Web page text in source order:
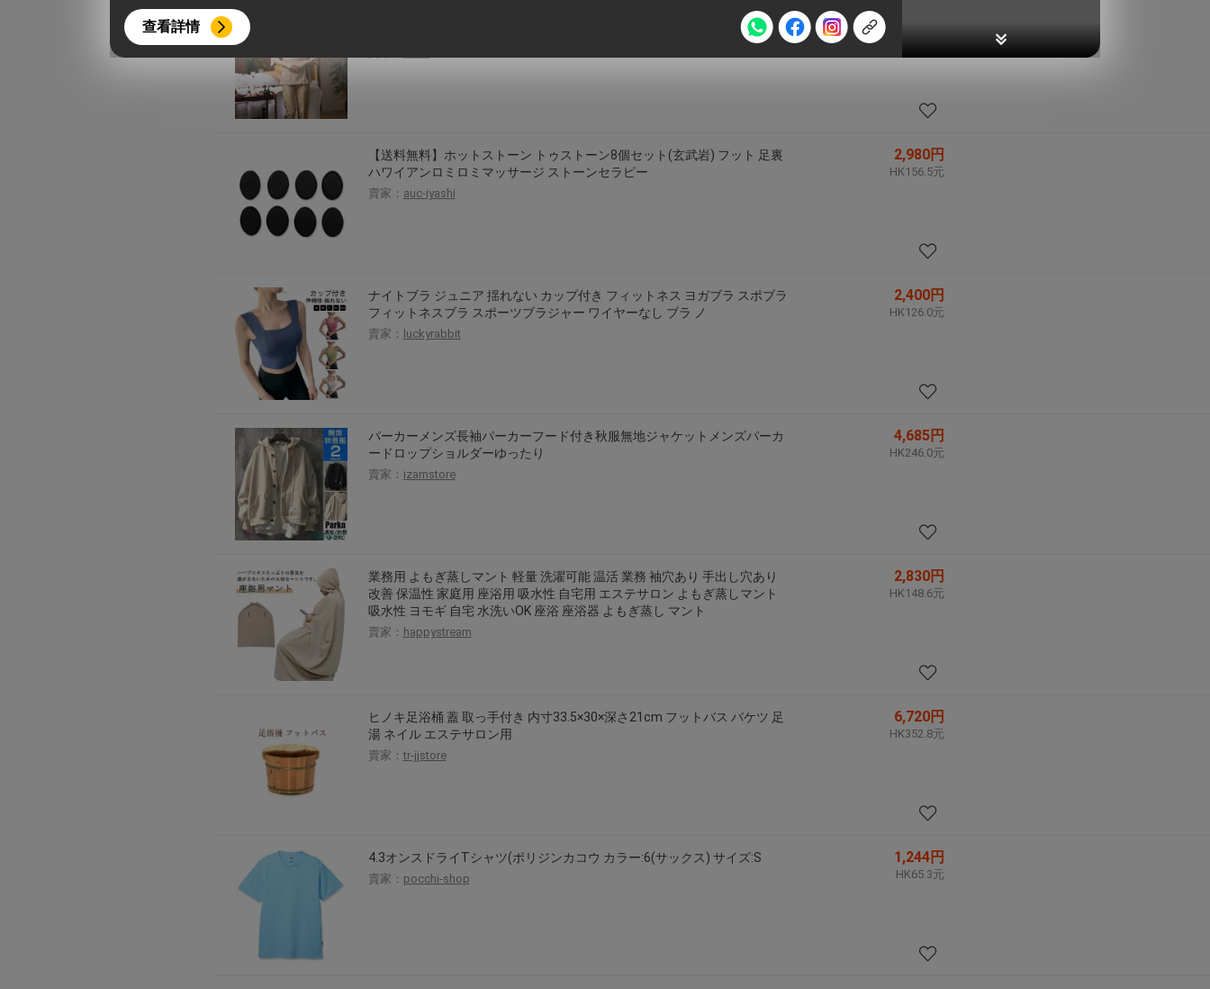
活動期間：
2026年8月1日上午00:00開始至2026年8月31日晚上23:59結束。
每人單一帳號每日只可簽到1次，逾期不得補簽。
會員需完成手機認證才可參加本活動，若要參加APP加碼活動，可掃瞄QRcode下載APP。
Letao Dollar使用規則：
Letao Dollar使用期限至發放後第30日之晚上23:59。
Letao Dollar可於「JDirectItems Auction」、「日本商城代購」 「第一次付款」使用，可折抵服務費
與商品金額。
Letao Dollar不可用於購買商品為「門票、優惠券、住宿券、禮券、儲值卡……等等」、48小時外付款、
類現金商品、日本寄日本之訂單。
Dollar使用期限不會延長。
Letao 保有所有變更、修改或提前終止之權利，如有變更恕不另行通知，將以官網公告為準。
查看詳情
ユニフォーム レディース 美容院 スタッフ 秋 足マッサージ ネイル ヘルスケ
【送料無料】ホットストーン トゥストーン8個セット(玄武岩) フット 足裏
ハワイアンロミロミマッサージ ストーンセラピー
賣家： auc-iyashi
2,980円
HK156.5元
ナイトブラ ジュニア 揺れない カップ付き フィットネス ヨガブラ スポブラ
フィットネスブラ スポーツブラジャー ワイヤーなし ブラ ノ
賣家： luckyrabbit
2,400円
HK126.0元
パーカーメンズ長袖パーカーフード付き秋服無地ジャケットメンズパーカ
ードロップショルダーゆったり
賣家： izamstore
4,685円
HK246.0元
業務用 よもぎ蒸しマント 軽量 洗濯可能 温活 業務 袖穴あり 手出し穴あり
改善 保温性 家庭用 座浴用 吸水性 自宅用 エステサロン よもぎ蒸しマント
吸水性 ヨモギ 自宅 水洗いOK 座浴 座浴器 よもぎ蒸し マント
賣家： happystream
2,830円
HK148.6元
ヒノキ足浴桶 蓋 取っ手付き 内寸33.5×30×深さ21cm フットバス バケツ 足
湯 ネイル エステサロン用
賣家：tr-jjstore
6,720円
HK352.8元
4.3オンスドライTシャツ(ポリジンカコウ カラー:6(サックス) サイズ:S
賣家： pocchi-shop
1,244円
HK65.3元